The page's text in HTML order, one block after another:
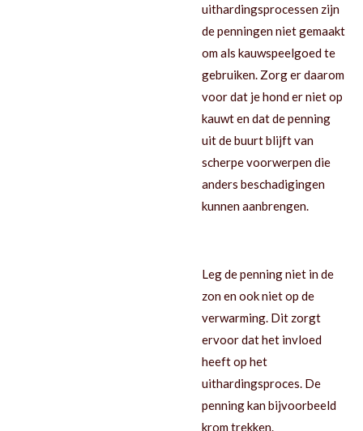
uithardingsprocessen zijn
de penningen niet gemaakt
om als kauwspeelgoed te
gebruiken. Zorg er daarom
voor dat je hond er niet op
kauwt en dat de penning
uit de buurt blijft van
scherpe voorwerpen die
anders beschadigingen
kunnen aanbrengen.
Leg de penning niet in de
zon en ook niet op de
verwarming. Dit zorgt
ervoor dat het invloed
heeft op het
uithardingsproces. De
penning kan bijvoorbeeld
krom trekken.